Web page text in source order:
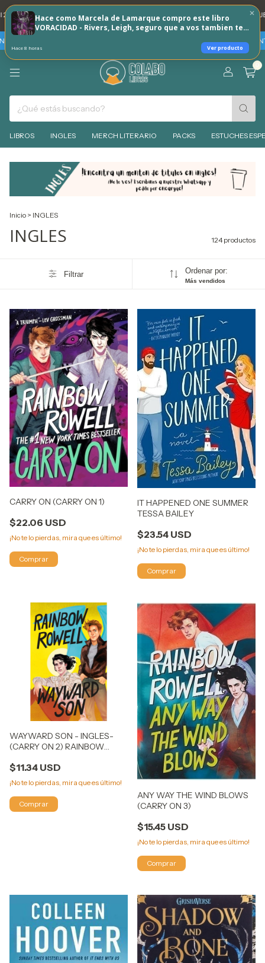
Hace como Marcela de Lamarque compro este libro
VORACIDAD - Rivers, Leigh, seguro que a vos tambien te
Hace 8 horas Ver producto
TODOS LOS DÍAS 🐶 💳 3 CUOTAS SIN INTERES CON TARJETAS DE
TARJETAS BBVA - VIERNES 7 Y SABADO 8 DE AGOSTO 30% REINTEGRO + 3
0
LIBROS INGLES MERCH LITERARIO PACKS ESTUCHES
Inicio > INGLES
INGLES 124 productos
Filtrar Ordenar por:
Más vendidos
CARRY ON (CARRY ON 1)
$22.06 USD
¡No te lo pierdas, mira que es último!
IT HAPPENED ONE SUMMER
TESSA BAILEY
$23.54 USD
¡No te lo pierdas, mira que es último!
WAYWARD SON - INGLES-
(CARRY ON 2) RAINBOW
$11.34 USD
¡No te lo pierdas, mira que es último!
ANY WAY THE WIND BLOWS
(CARRY ON 3)
$15.45 USD
¡No te lo pierdas, mira que es último!